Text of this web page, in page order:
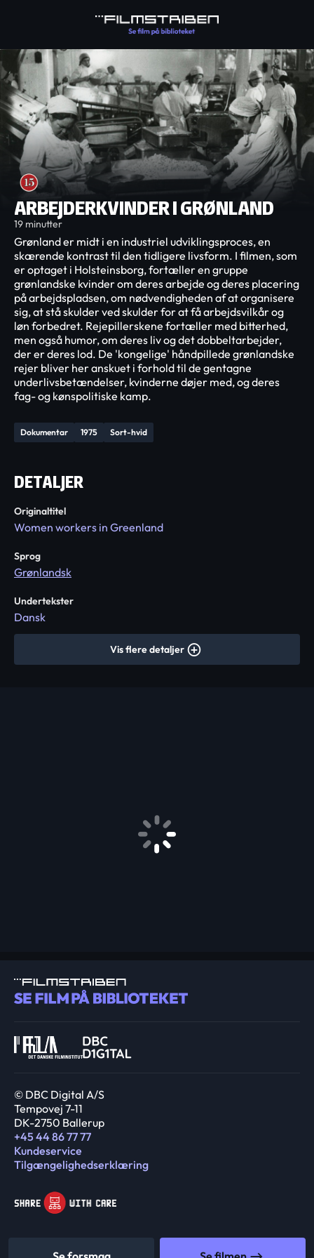
ARBEJDERKVINDER I GRØNLAND
19 minutter
Dokumentar 1975 Sort-hvid
Grønland er midt i en industriel udviklingsproces, en
skærende kontrast til den tidligere livsform. I filmen, som
er optaget i Holsteinsborg, fortæller en gruppe
grønlandske kvinder om deres arbejde og deres placering
på arbejdspladsen, om nødvendigheden af at organisere
sig, at stå skulder ved skulder for at få arbejdsvilkår og
løn forbedret. Rejepillerskene fortæller med bitterhed,
men også humor, om deres liv og det dobbeltarbejder,
der er deres lod. De 'kongelige' håndpillede grønlandske
rejer bliver her anskuet i forhold til de gentagne
underlivsbetændelser, kvinderne døjer med, og deres
fag- og kønspolitiske kamp.
DETALJER
Originaltitel
Women workers in Greenland
Sprog
Grønlandsk
Undertekster
Dansk
Vis flere detaljer
© DBC Digital A/S
Tempovej 7-11
DK-2750 Ballerup
+45 44 86 77 77
Kundeservice
Tilgængelighedserklæring